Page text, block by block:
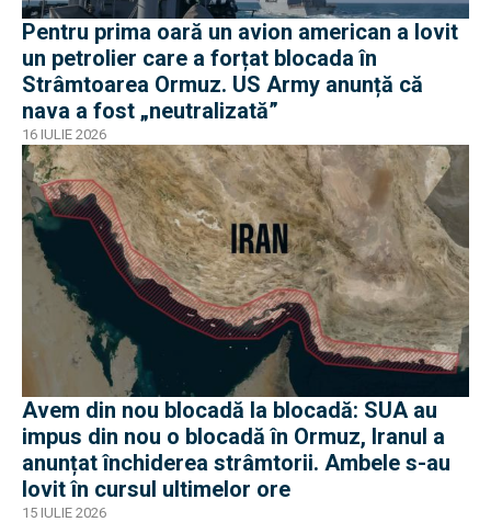
Pentru prima oară un avion american a lovit
un petrolier care a forțat blocada în
Strâmtoarea Ormuz. US Army anunță că
nava a fost „neutralizată”
16 IULIE 2026
Avem din nou blocadă la blocadă: SUA au
impus din nou o blocadă în Ormuz, Iranul a
anunțat închiderea strâmtorii. Ambele s-au
lovit în cursul ultimelor ore
15 IULIE 2026